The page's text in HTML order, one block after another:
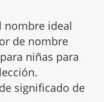
nombre ideal
de nombre
niñas para
significado de